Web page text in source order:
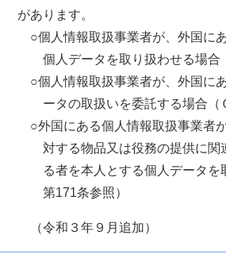
があります。
○個人情報取扱事業者が、外国に
個人データを取り扱わせる場合
○個人情報取扱事業者が、外国に
ータの取扱いを委託する場合（
○外国にある個人情報取扱事業者
対する物品又は役務の提供に関
る者を本人とする個人データを
第171条参照）
（令和３年９月追加）